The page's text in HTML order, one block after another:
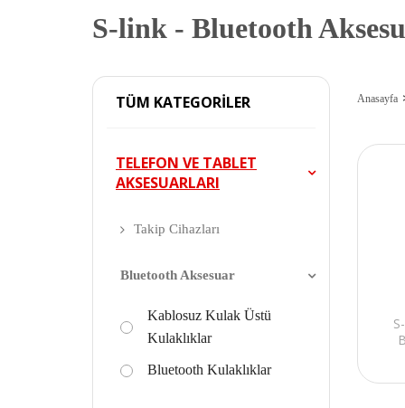
S-link - Bluetooth
TÜM KATEGORİLER
TELEFON VE TABLET
AKSESUARLARI
Takip Cihazları
Bluetooth Aksesuar
Kablosuz Kulak Üstü
Kulaklıklar
Bluetooth Kulaklıklar
Anasayfa